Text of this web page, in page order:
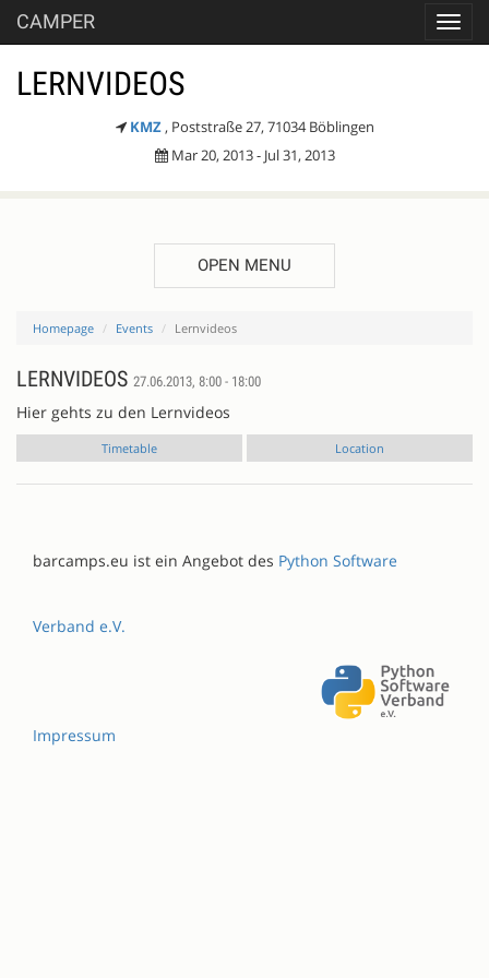
CAMPER
LERNVIDEOS
KMZ , Poststraße 27, 71034 Böblingen
Mar 20, 2013 - Jul 31, 2013
OPEN MENU
Homepage Events Lernvideos
LERNVIDEOS 27.06.2013, 8:00 - 18:00
Hier gehts zu den Lernvideos
Timetable Location
barcamps.eu ist ein Angebot des Python Software
Verband e.V.
Impressum